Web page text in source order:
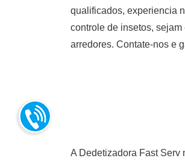
qualificados, experiencia
controle de insetos,
arredores. Contate-nos e
A Dedetizadora Fast Serv